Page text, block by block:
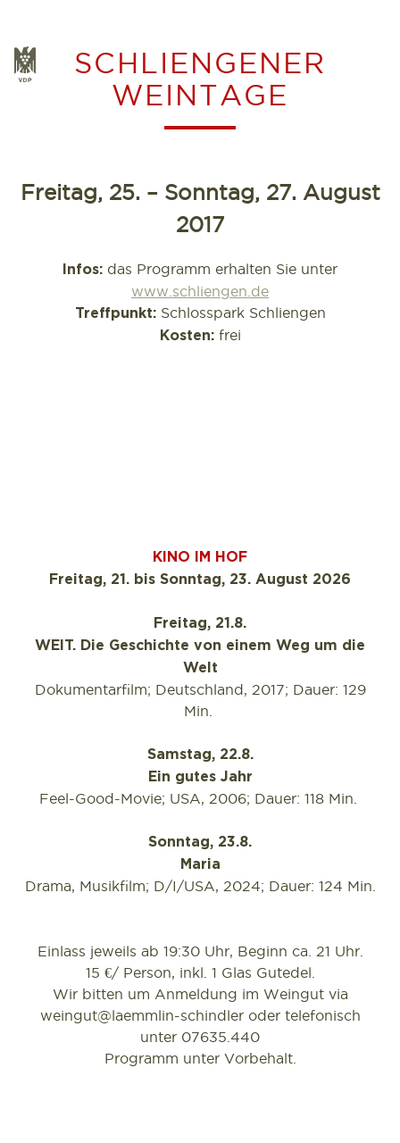
springen
SCHLIENGENER
WEINTAGE
Freitag, 25. – Sonntag, 27. August
2017
Infos: das Programm erhalten Sie unter
www.schliengen.de
Treffpunkt:Schlosspark Schliengen
Kosten:frei
KINO IM HOF
Freitag, 21. bis Sonntag, 23. August 2026
Freitag, 21.8.
WEIT. Die Geschichte von einem Weg um die
Welt
Dokumentarfilm; Deutschland, 2017; Dauer: 129
Min.
Samstag, 22.8.
Ein gutes Jahr
Feel-Good-Movie; USA, 2006; Dauer: 118 Min.
Sonntag, 23.8.
Maria
Drama, Musikfilm; D/I/USA, 2024; Dauer: 124 Min.
Einlass jeweils ab 19:30 Uhr, Beginn ca. 21 Uhr.
15 €/ Person, inkl. 1 Glas Gutedel.
Wir bitten um Anmeldung im Weingut via
weingut@laemmlin-schindler oder telefonisch
unter 07635.440
Programm unter Vorbehalt.